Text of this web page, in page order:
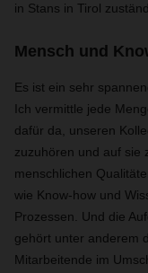
in Stans in Tirol
Mensch und
Es ist ein sehr
Ich vermittle jede
dafür da, unseren
zuzuhören und auf sie
menschlichen
wie Know-how und
Prozessen. Und die
gehört unter anderem
Mitarbeitende im